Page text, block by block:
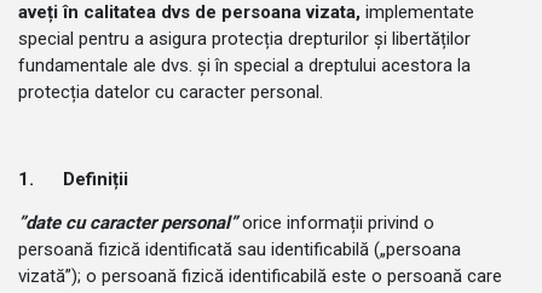
aveți în calitatea dvs de persoana vizata, implementate
special pentru a asigura protecția drepturilor și libertăților
fundamentale ale dvs. și în special a dreptului acestora la
protecția datelor cu caracter personal.
1. Definiții
”date cu caracter personal”orice informații privind o
persoană fizică identificată sau identificabilă („persoana
vizată”); o persoană fizică identificabilă este o persoană care